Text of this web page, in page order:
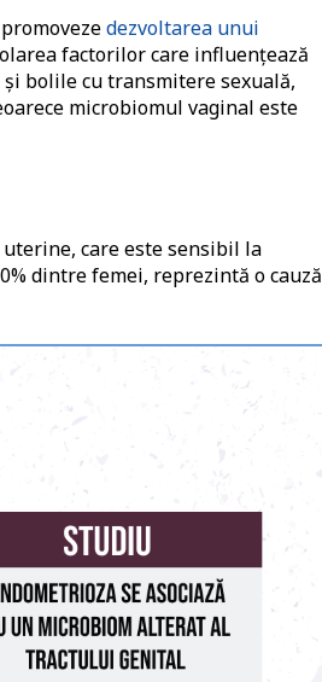
dezvoltarea unui
factorilor care influenţează
bolile cu transmitere sexuală,
microbiomul vaginal este
care este sensibil la
dintre femei, reprezintă o cauză